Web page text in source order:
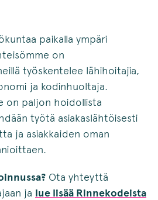
paikalla ympäri
on
työskentelee lähihoitajia,
ja kodinhuoltaja.
on paljon hoidollista
työtä asiakaslähtöisesti
ja asiakkaiden oman
Ota yhteyttä
ja lue lisää Rinnekodeista